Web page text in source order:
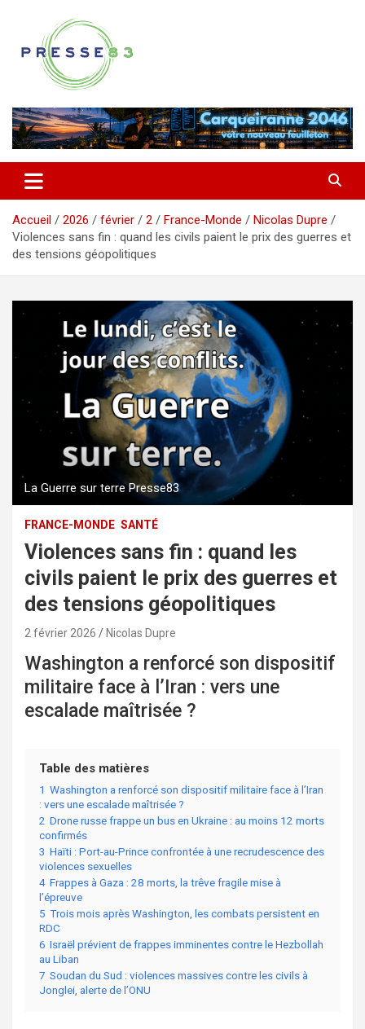
contenu
Presse 83
Accueil 2026 février 2 France-Monde
Nicolas Dupre
Violences sans fin : quand les civils paient le prix des guerres et
des tensions géopolitiques
La Guerre sur terre Presse83
FRANCE-MONDE SANTÉ
Violences sans fin : quand les
civils paient le prix des guerres et
des tensions géopolitiques
2 février 2026 Nicolas Dupre
Washington a renforcé son dispositif
militaire face à l’Iran : vers une
escalade maîtrisée ?
Table des matières
1 Washington a renforcé son dispositif militaire face à l’Iran
: vers une escalade maîtrisée ?
2 Drone russe frappe un bus en Ukraine : au moins 12 morts
confirmés
3 Haïti : Port-au-Prince confrontée à une recrudescence des
violences sexuelles
4 Frappes à Gaza : 28 morts, la trêve fragile mise à
l’épreuve
5 Trois mois après Washington, les combats persistent en
RDC
6 Israël prévient de frappes imminentes contre le Hezbollah
au Liban
7 Soudan du Sud : violences massives contre les civils à
Jonglei, alerte de l’ONU